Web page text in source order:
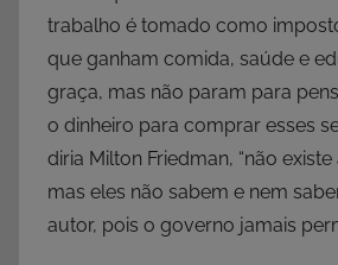
trabalho é tomado como
que ganham comida, saúde e
graça, mas não param para
o dinheiro para comprar esses
diria Milton Friedman, “não
mas eles não sabem e nem
autor, pois o governo jamais